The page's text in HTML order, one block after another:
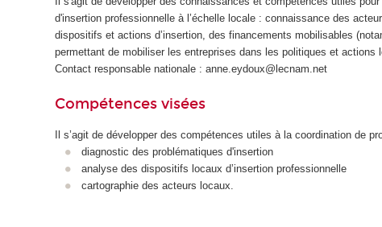
d'insertion professionnelle à l’échelle locale : connaissance des
dispositifs et actions d’insertion, des financements mobilisables
permettant de mobiliser les entreprises dans les politiques et actions
Contact responsable nationale : anne.eydoux@lecnam.net
Compétences visées
Il s’agit de développer des compétences utiles à la coordination de
diagnostic des problématiques d'insertion
analyse des dispositifs locaux d’insertion professionnelle
cartographie des acteurs locaux.